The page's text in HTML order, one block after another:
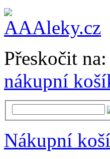
Přeskočit na:
nákupní
Nákupní